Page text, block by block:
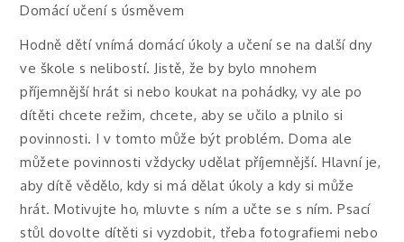
Domácí učení s úsměvem
Hodně dětí vnímá domácí úkoly a učení se na další dny
ve škole s nelibostí. Jistě, že by bylo mnohem
příjemnější hrát si nebo koukat na pohádky, vy ale po
dítěti chcete režim, chcete, aby se učilo a plnilo si
povinnosti. I v tomto může být problém. Doma ale
můžete povinnosti vždycky udělat příjemnější. Hlavní je,
aby dítě vědělo, kdy si má dělat úkoly a kdy si může
hrát. Motivujte ho, mluvte s ním a učte se s ním. Psací
stůl dovolte dítěti si vyzdobit, třeba fotografiemi nebo